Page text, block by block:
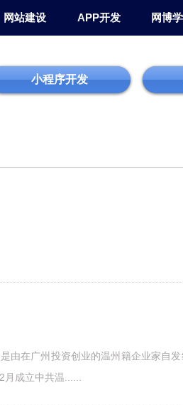
网站建设 APP开发 网博
小程序开发
由在广州投资创业的温州籍企业家自发
成立中共温......